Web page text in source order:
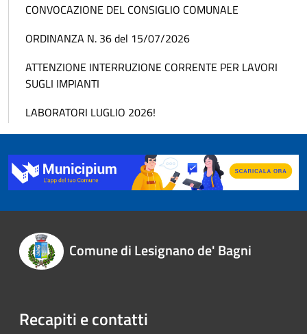
CONVOCAZIONE DEL CONSIGLIO COMUNALE
ORDINANZA N. 36 del 15/07/2026
ATTENZIONE INTERRUZIONE CORRENTE PER LAVORI
SUGLI IMPIANTI
LABORATORI LUGLIO 2026!
Comune di Lesignano de' Bagni
Recapiti e contatti